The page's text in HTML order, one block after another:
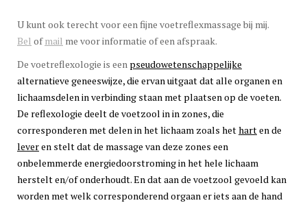
U kunt ook terecht voor een fijne voetreflexmassage bij mij.
Bel ofmail me voor informatie of een afspraak.
De voetreflexologie is een pseudowetenschappelijke
alternatieve geneeswijze, die ervan uitgaat dat alle organen en
lichaamsdelen in verbinding staan met plaatsen op de voeten.
De reflexologie deelt de voetzool in in zones, die
corresponderen met delen in het lichaam zoals hetharten de
leveren stelt dat de massage van deze zones een
onbelemmerde energiedoorstroming in het hele lichaam
herstelt en/of onderhoudt. En dat aan de voetzool gevoeld kan
worden met welk corresponderend orgaan er iets aan de hand